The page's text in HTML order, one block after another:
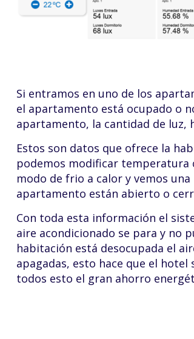
Si entramos en uno de los
el apartamento está ocupado o
apartamento, la cantidad de luz,
Estos son datos que ofrece la
podemos modificar temperatura
modo de frio a calor y vemos
apartamento están abierto o
Con toda esta información el
aire acondicionado se para y no
habitación está desocupada el
apagadas, esto hace que el
todos esto el gran ahorro